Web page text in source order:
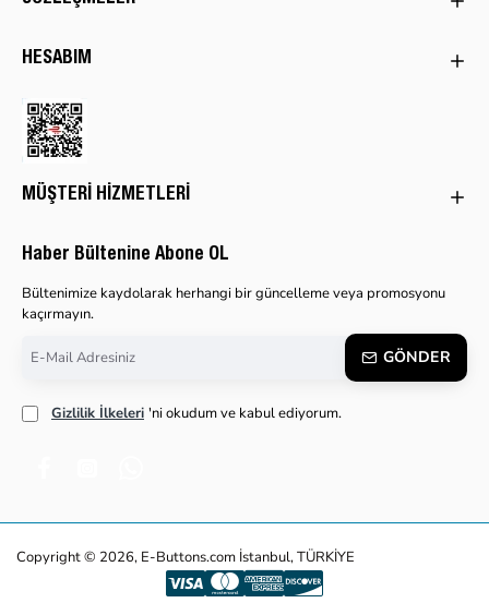
HESABIM
MÜŞTERI HIZMETLERI
Haber Bültenine Abone OL
Bültenimize kaydolarak herhangi bir güncelleme veya promosyonu
kaçırmayın.
Mail
GÖNDER
Gizlilik İlkeleri 'ni okudum ve kabul ediyorum.
Copyright © 2026, E-Buttons.com İstanbul, TÜRKİYE